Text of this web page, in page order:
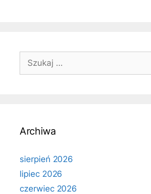
Szukaj:
Archiwa
sierpień 2026
lipiec 2026
czerwiec 2026